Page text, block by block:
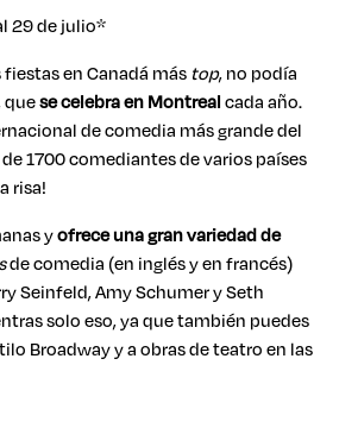
29 de julio*
en Canadá más top, no podía
quese celebra en Montrealcada año.
de comedia más grande del
1700 comediantes de varios países
risa!
yofrece una gran variedad de
de comedia (en inglés y en francés)
Seinfeld, Amy Schumer y Seth
solo eso, ya que también puedes
Broadway y a obras de teatro en las